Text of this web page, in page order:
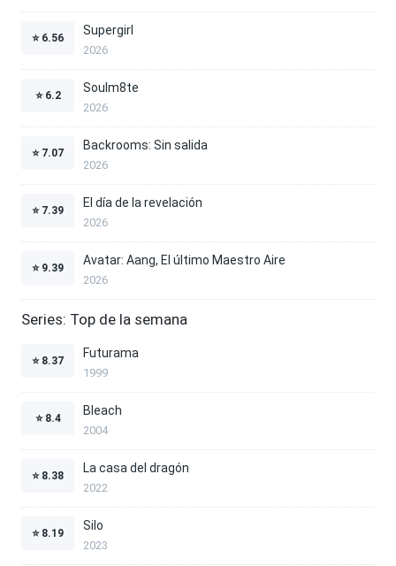
⭐ 6.56
Supergirl
2026
⭐ 6.2
Soulm8te
2026
⭐ 7.07
Backrooms: Sin salida
2026
⭐ 7.39
El día de la revelación
2026
⭐ 9.39
Avatar: Aang, El último Maestro Aire
2026
Series: Top de la semana
⭐ 8.37
Futurama
1999
⭐ 8.4
Bleach
2004
⭐ 8.38
La casa del dragón
2022
⭐ 8.19
Silo
2023